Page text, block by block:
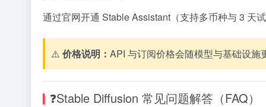
通过官网开通 Stable Assistant（支持多币种与 3 天
⚠️ 价格说明： API 与订阅价格会随模型与基础设
❓Stable Diffusion 常见问题解答（FAQ）